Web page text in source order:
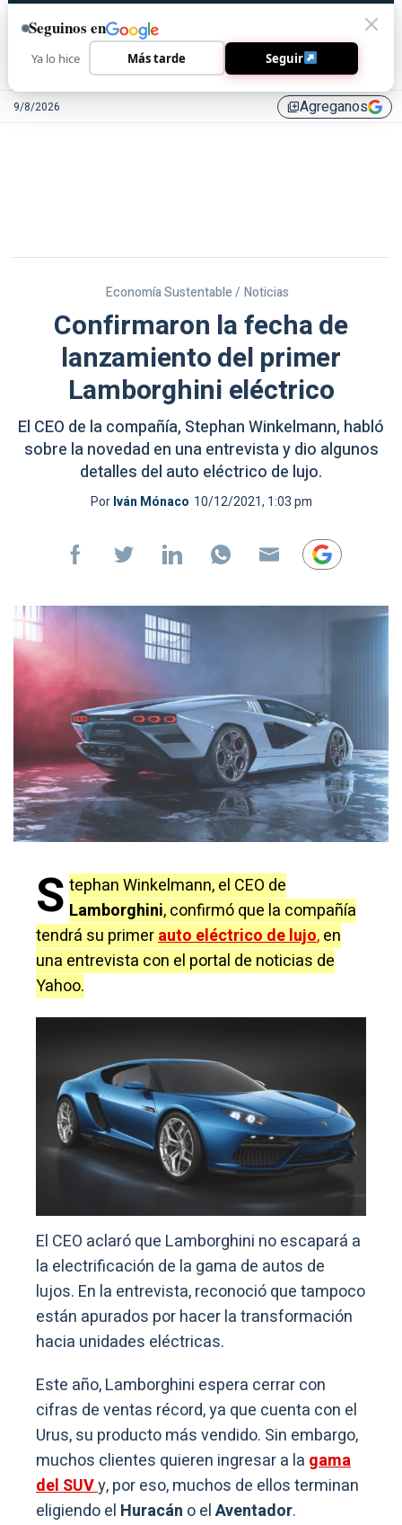
9/8/2026 library_addAgreganos
Economía Sustentable / Noticias
Confirmaron la fecha de
lanzamiento del primer
Lamborghini eléctrico
El CEO de la compañía, Stephan Winkelmann, habló
sobre la novedad en una entrevista y dio algunos
detalles del auto eléctrico de lujo.
PorIván Mónaco 10/12/2021, 1:03 pm
S tephan Winkelmann, el CEO de
Lamborghini, confirmó que la compañía
tendrá su primerauto eléctrico de lujo,en
una entrevista con el portal de noticias de
Yahoo.
El CEO aclaró que Lamborghini no escapará a
la electrificación de la gama de autos de
lujos. En la entrevista, reconoció que tampoco
están apurados por hacer la transformación
hacia unidades eléctricas.
Este año, Lamborghini espera cerrar con
cifras de ventas récord, ya que cuenta con el
Urus, su producto más vendido. Sin embargo,
muchos clientes quieren ingresar a la gama
del SUVy, por eso, muchos de ellos terminan
eligiendo el Huracán o elAventador.
Seguinos en
Ya lo hice Más tarde Seguir